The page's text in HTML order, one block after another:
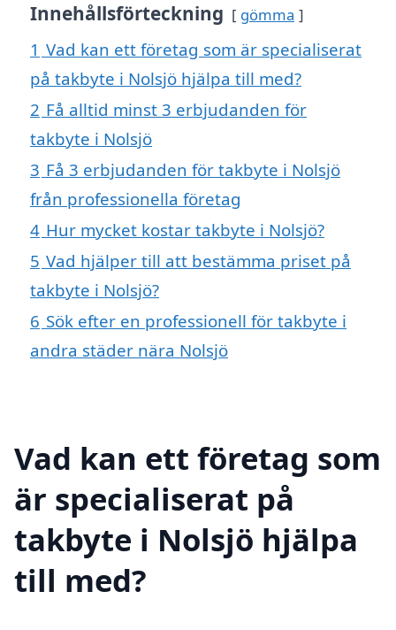
Innehållsförteckning gömma
1 Vad kan ett företag som är specialiserat
på takbyte i Nolsjö hjälpa till med?
2 Få alltid minst 3 erbjudanden för
takbyte i Nolsjö
3 Få 3 erbjudanden för takbyte i Nolsjö
från professionella företag
4 Hur mycket kostar takbyte i Nolsjö?
5 Vad hjälper till att bestämma priset på
takbyte i Nolsjö?
6 Sök efter en professionell för takbyte i
andra städer nära Nolsjö
Vad kan ett företag som
är specialiserat på
takbyte i Nolsjö hjälpa
till med?